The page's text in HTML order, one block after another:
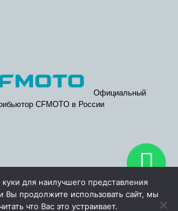
Официальный
CFMOTO в России
и Московской области.
для наилучшего представления
Вы продолжите использовать сайт, мы
что Вас это устраивает.